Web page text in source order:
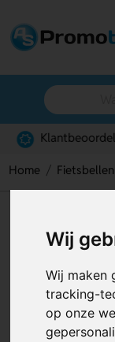
Wij
Wij maken
tracking-
op onze
Home Fietsbellen
Fietsbel
Artikelnummer: